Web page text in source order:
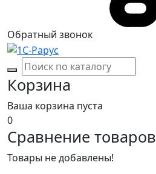
Обратный звонок
Корзина
Ваша корзина пуста
0
Сравнение товаров
Товары не добавлены!